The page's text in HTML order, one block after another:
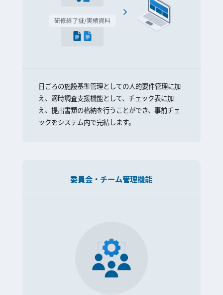
日ごろの施設基準管理としての人的要件管理に加
え、適時調査支援機能として、チェック表に加
え、提出書類の格納を行うことができ、事前チェ
ックをシステム内で完結します。
委員会・チーム管理機能